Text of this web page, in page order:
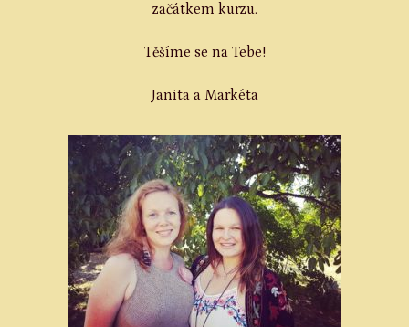
začátkem kurzu.
Těšíme se na Tebe!
Janita a Markéta